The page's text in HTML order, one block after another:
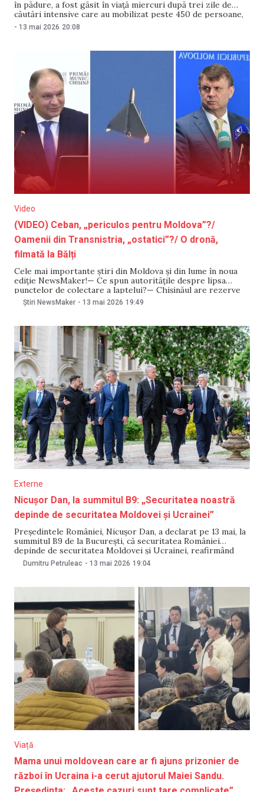
în pădure, a fost găsit în viață miercuri după trei zile de
căutări intensive care au mobilizat peste 450 de persoane,
relatează Digi24.ro. Copilul a supraviețuit singur în pădure,
- 13 mai 2026 20:08
Video
(VIDEO) Ceban, „periculos pentru Moldova”?/
Oamenii din Transnistria, „ostatici”?/ O dronă,
filmată la Bălți
Cele mai importante știri din Moldova și din lume în noua
ediție NewsMaker!— Ce spun autoritățile despre lipsa
punctelor de colectare a laptelui?— Chișinăul are rezerve
pentru asigurarea malului stâng cu gaze— Tiraspolul a
prelungit starea de urgență în economie până în iunie—
Știri NewsMaker - 13 mai 2026 19:49
Externe
Nicușor Dan, la summitul B9: „Securitatea noastră
depinde de securitatea Moldovei și Ucrainei”
Președintele României, Nicușor Dan, a declarat pe 13 mai, la
summitul B9 de la București, că securitatea României
depinde de securitatea Moldovei și Ucrainei, reafirmând
sprijinul pentru cele două țări. Liderii prezenți la summit au
semnat o Declarație comună prin care se pronunță pentru o
Dumitru Petruleac - 13 mai 2026 19:04
Viață
Mama unui moldovean care ar fi ajuns prizonier de
război în Ucraina i-a cerut ajutorul Maiei Sandu.